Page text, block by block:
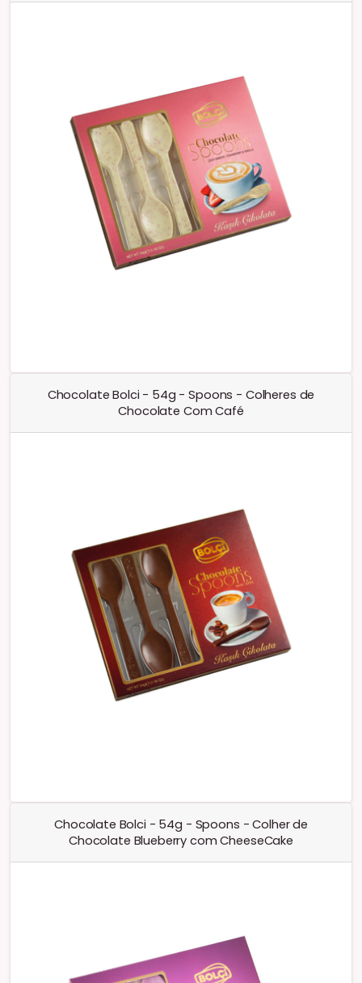
Chocolate Bolci - 54g - Spoons - Colheres de
Chocolate Com Café
Chocolate Bolci - 54g - Spoons - Colher de
Chocolate Blueberry com CheeseCake